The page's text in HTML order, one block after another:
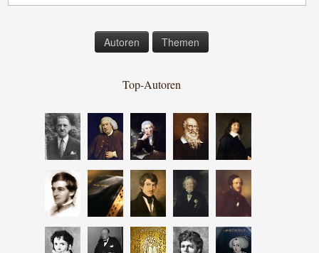
Autoren Themen
Top-Autoren